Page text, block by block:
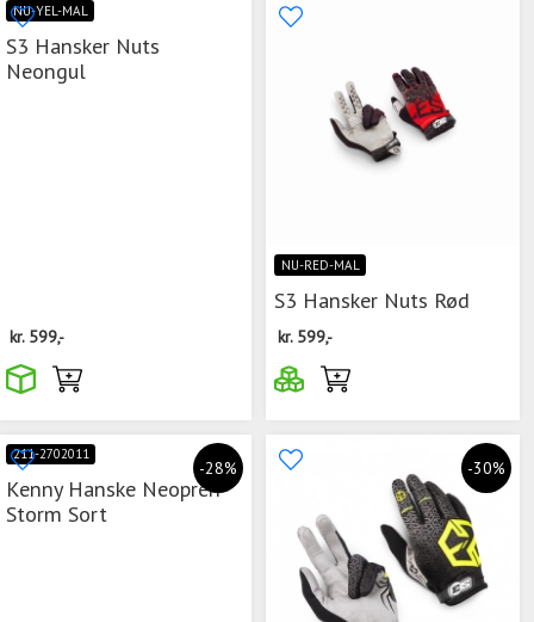
NU-YEL-MAL
S3 Hansker Nuts
Neongul
kr. 599,-
NU-RED-MAL
S3 Hansker Nuts Rød
kr. 599,-
-28%
211-2702011
Kenny Hanske Neopren
Storm Sort
-30%